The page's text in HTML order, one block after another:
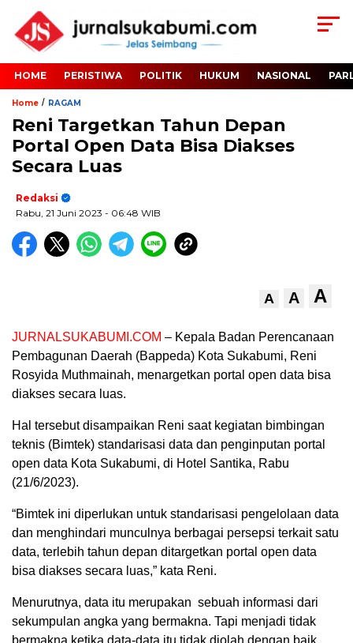
HOME PERISTIWA POLITIK HUKUM NASIONAL
Home / RAGAM
Reni Targetkan Tahun Depan
Portal Open Data Bisa Diakses
Secara Luas
Redaksi
Rabu, 21 Juni 2023 - 06:48 WIB
A A A
JURNALSUKABUMI.COM – Kepala Badan Perencanaan
Pembagunan Daerah (Bappeda) Kota Sukabumi, Reni
Rosyida Muthmainah, menargetkan portal open data bisa
diakses secara luas.
Hal tersebut disampaikan Reni saat kegiatan bimbingan
teknis (Bimtek) standarisasi data dan penginputan portal
open data Kota Sukabumi, di Hotel Santika, Rabu
(21/6/2023).
“Bimtek ini diperlukan untuk standarisasi pengelolaan data
dan menghindari munculnya berbagai persepsi terkait satu
data, terlebih tahun depan ditargetkan portal open data
bisa diakses secara luas,” kata Reni.
Menurutnya, data itu merupakan sebuah informasi dari
sekumpulan angka yang bermakna. Tapi menjadi tidak